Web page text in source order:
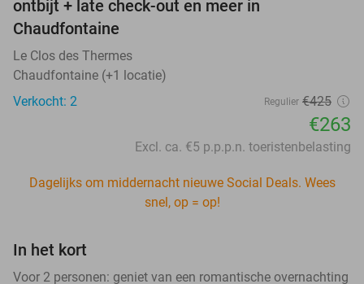
ontbijt + late check-out en meer in
Chaudfontaine
Le Clos des Thermes
Chaudfontaine (+1 locatie)
Verkocht: 2
Regulier €425
€263
Excl. ca. €5 p.p.p.n. toeristenbelasting
Dagelijks om middernacht nieuwe Social Deals. Wees
snel, op = op!
In het kort
Voor 2 personen: geniet van een romantische overnachting